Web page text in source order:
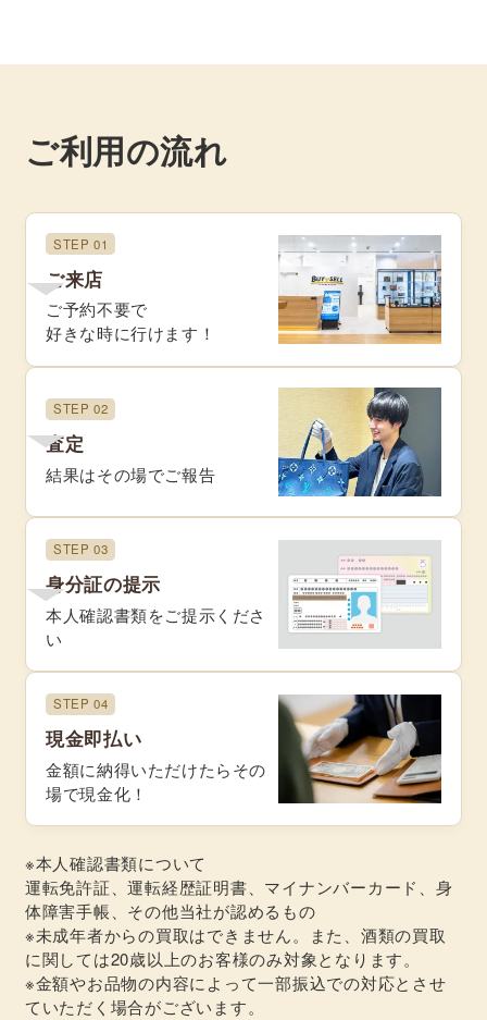
ご利用の流れ
STEP 01
ご来店
ご予約不要で
好きな時に行けます！
STEP 02
査定
結果はその場でご報告
STEP 03
身分証の提示
本人確認書類をご提示くださ
い
STEP 04
現金即払い
金額に納得いただけたらその
場で現金化！
※本人確認書類について
運転免許証、運転経歴証明書、マイナンバーカード、身
体障害手帳、その他当社が認めるもの
※未成年者からの買取はできません。また、酒類の買取
に関しては20歳以上のお客様のみ対象となります。
※金額やお品物の内容によって一部振込での対応とさせ
ていただく場合がございます。